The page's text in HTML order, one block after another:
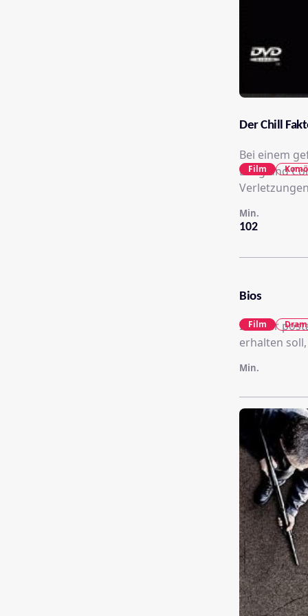
Der Chill
Bei einem
Long und
102
Min.
Film
Bios
In einer
erhalten
Min.
Film